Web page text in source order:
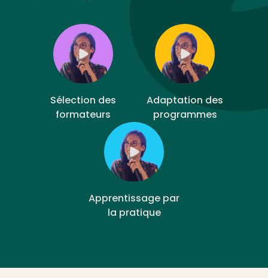
Sélection des
formateurs
Adaptation des
programmes
Apprentissage par
la pratique